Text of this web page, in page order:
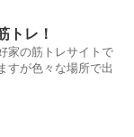
トレ！
家の筋トレサイトで
すが色々な場所で出